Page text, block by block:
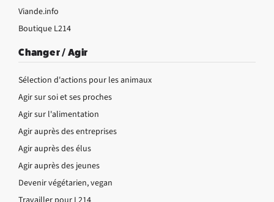
Viande.info
Boutique L214
Changer / Agir
Sélection d'actions pour les animaux
Agir sur soi et ses proches
Agir sur l'alimentation
Agir auprès des entreprises
Agir auprès des élus
Agir auprès des jeunes
Devenir végétarien, vegan